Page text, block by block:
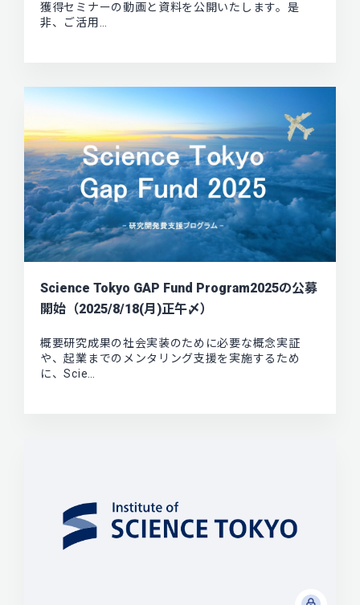
獲得セミナーの動画と資料を公開いたします。是
非、ご活用…
Science Tokyo GAP Fund Program2025の公募
開始（2025/8/18(月)正午〆）
概要研究成果の社会実装のために必要な概念実証
や、起業までのメンタリング支援を実施するため
に、Scie…